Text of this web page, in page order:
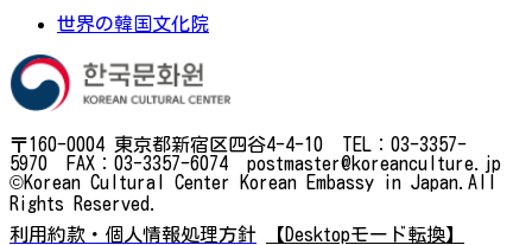
世界の韓国文化院
〒160-0004 東京都新宿区四谷4-4-10 TEL：03-3357-
5970 FAX：03-3357-6074 postmaster@koreanculture.jp
©Korean Cultural Center Korean Embassy in Japan.All
Rights Reserved.
利用約款・個人情報処理方針
【Desktopモード転換】